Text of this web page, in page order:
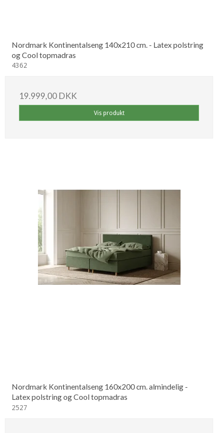
Nordmark Kontinentalseng 140x210 cm. - Latex polstring
og Cool topmadras
4362
19.999,00 DKK
Vis produkt
Nordmark Kontinentalseng 160x200 cm. almindelig -
Latex polstring og Cool topmadras
2527